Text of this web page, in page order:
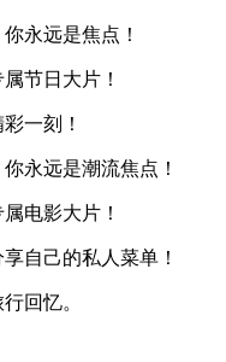
永远是焦点！
节日大片！
一刻！
永远是潮流焦点！
电影大片！
自己的私人菜单！
回忆。